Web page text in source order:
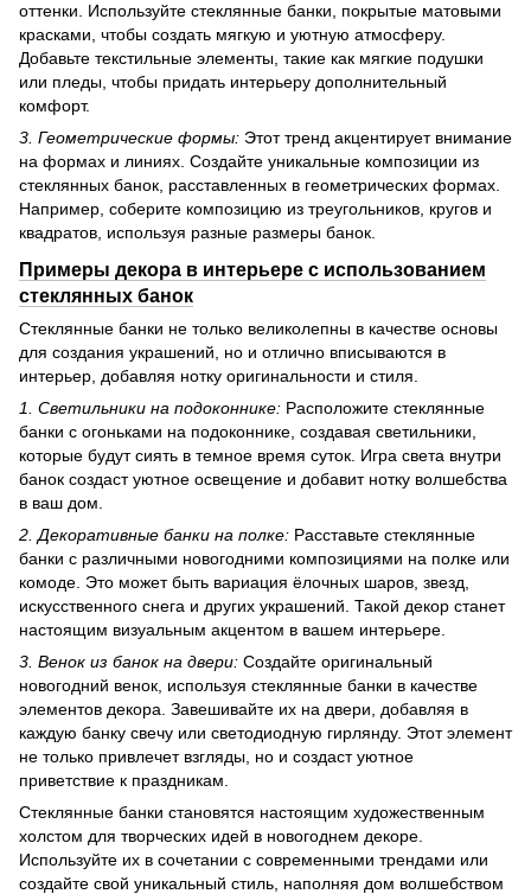
оттенки. Используйте стеклянные банки, покрытые матовыми
красками, чтобы создать мягкую и уютную атмосферу.
Добавьте текстильные элементы, такие как мягкие подушки
или пледы, чтобы придать интерьеру дополнительный
комфорт.
3. Геометрические формы: Этот тренд акцентирует внимание
на формах и линиях. Создайте уникальные композиции из
стеклянных банок, расставленных в геометрических формах.
Например, соберите композицию из треугольников, кругов и
квадратов, используя разные размеры банок.
Примеры декора в интерьере с использованием
стеклянных банок
Стеклянные банки не только великолепны в качестве основы
для создания украшений, но и отлично вписываются в
интерьер, добавляя нотку оригинальности и стиля.
1. Светильники на подоконнике: Расположите стеклянные
банки с огоньками на подоконнике, создавая светильники,
которые будут сиять в темное время суток. Игра света внутри
банок создаст уютное освещение и добавит нотку волшебства
в ваш дом.
2. Декоративные банки на полке: Расставьте стеклянные
банки с различными новогодними композициями на полке или
комоде. Это может быть вариация ёлочных шаров, звезд,
искусственного снега и других украшений. Такой декор станет
настоящим визуальным акцентом в вашем интерьере.
3. Венок из банок на двери: Создайте оригинальный
новогодний венок, используя стеклянные банки в качестве
элементов декора. Завешивайте их на двери, добавляя в
каждую банку свечу или светодиодную гирлянду. Этот элемент
не только привлечет взгляды, но и создаст уютное
приветствие к праздникам.
Стеклянные банки становятся настоящим художественным
холстом для творческих идей в новогоднем декоре.
Используйте их в сочетании с современными трендами или
создайте свой уникальный стиль, наполняя дом волшебством